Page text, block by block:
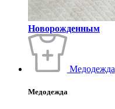
Новорожденным
Медодежда
Медодежда